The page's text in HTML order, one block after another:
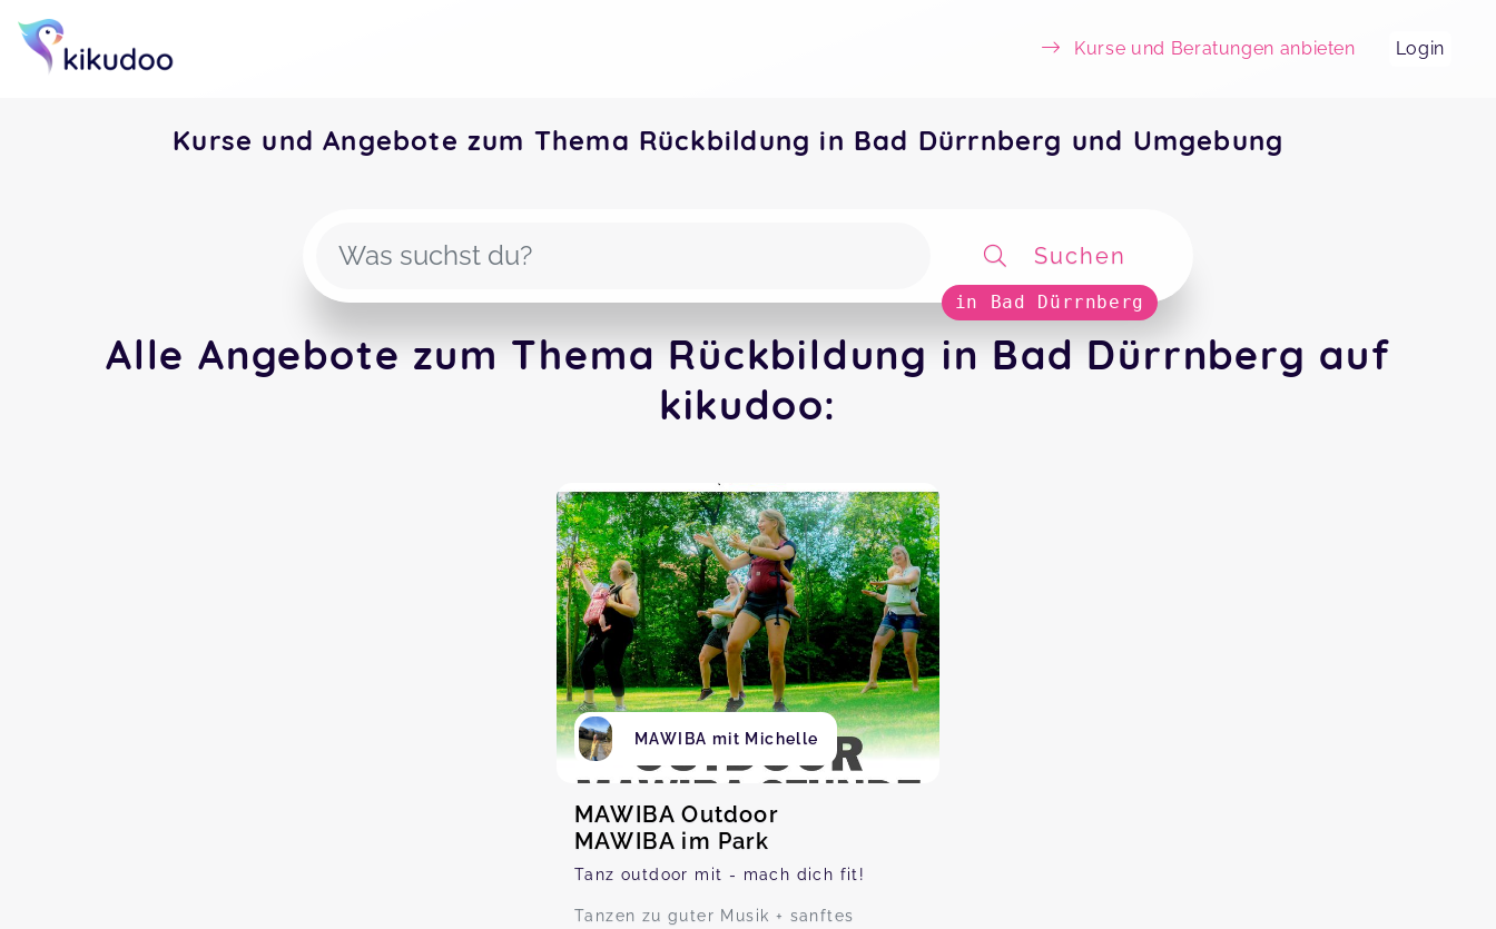
Kurse und Beratungen anbieten Login
Kurse und Angebote zum Thema Rückbildung in Bad Dürrnberg und Umgebung
Suchen
in Bad Dürrnberg
Alle Angebote zum Thema Rückbildung in Bad Dürrnberg auf
kikudoo:
MAWIBA mit Michelle
MAWIBA Outdoor
MAWIBA im Park
Tanz outdoor mit - mach dich fit!
Tanzen zu guter Musik + sanftes